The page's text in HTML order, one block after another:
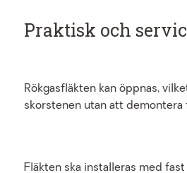
Praktisk och
Rökgasfläkten kan öppnas,
skorstenen utan att demontera
Fläkten ska installeras med